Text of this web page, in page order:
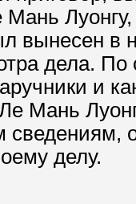
вынесен в
дела.
и
Мань
делу.